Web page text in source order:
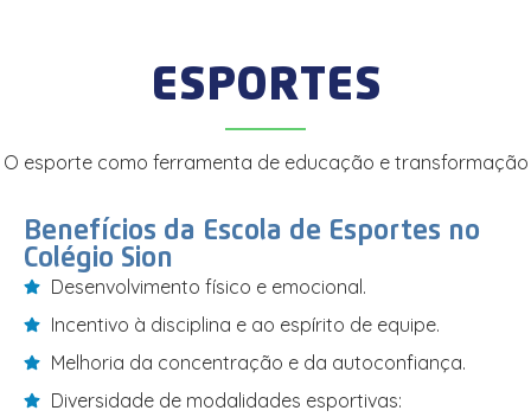
ESPORTES
O esporte como ferramenta de educação e transformação
Benefícios da Escola de Esportes no
Colégio Sion
Desenvolvimento físico e emocional.
Incentivo à disciplina e ao espírito de equipe.
Melhoria da concentração e da autoconfiança.
Diversidade de modalidades esportivas: